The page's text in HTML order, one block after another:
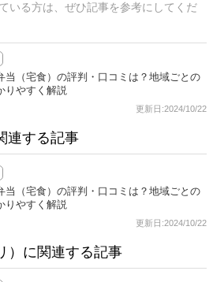
いる方は、ぜひ記事を参考にしてくだ
当（宅食）の評判・口コミは？地域ごとの
りやすく解説
更新日:2024/10/22
連する記事
当（宅食）の評判・口コミは？地域ごとの
りやすく解説
更新日:2024/10/22
）に関連する記事